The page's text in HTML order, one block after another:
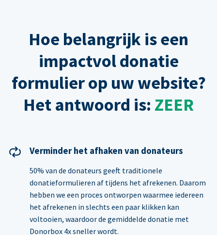
Hoe belangrijk is een
impactvol donatie
formulier op uw website?
Het antwoord is: ZEER
Verminder het afhaken van donateurs
50% van de donateurs geeft traditionele
donatieformulieren af tijdens het afrekenen. Daarom
hebben we een proces ontworpen waarmee iedereen
het afrekenen in slechts een paar klikken kan
voltooien, waardoor de gemiddelde donatie met
Donorbox 4x sneller wordt.